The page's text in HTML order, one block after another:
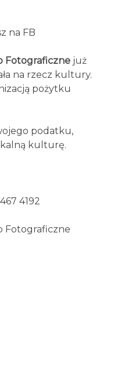
na FB
Fotograficzne już
na rzecz kultury.
pożytku
podatku,
kulturę.
4192
Fotograficzne